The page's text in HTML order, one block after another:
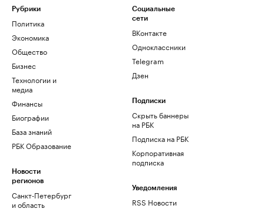
Рубрики
Политика
Экономика
Общество
Бизнес
Технологии и
медиа
Финансы
Биографии
База знаний
РБК Образование
Новости
регионов
Санкт-Петербург
и область
Социальные
сети
ВКонтакте
Одноклассники
Telegram
Дзен
Подписки
Скрыть баннеры
на РБК
Подписка на РБК
Корпоративная
подписка
Уведомления
RSS Новости